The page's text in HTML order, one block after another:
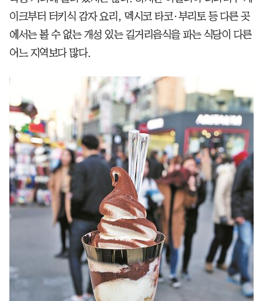
이크부터 터키식 감자 요리, 멕시코 타코·부리토 등 다른 곳
에서는 볼 수 없는 개성 있는 길거리음식을 파는 식당이 다른
어느 지역보다 많다.